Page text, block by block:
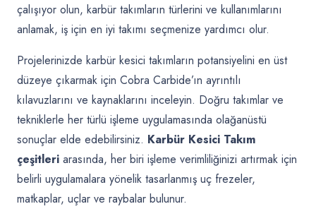
çalışıyor olun, karbür takımların türlerini ve kullanımlarını
anlamak, iş için en iyi takımı seçmenize yardımcı olur.
Projelerinizde karbür kesici takımların potansiyelini en üst
düzeye çıkarmak için Cobra Carbide’ın ayrıntılı
kılavuzlarını ve kaynaklarını inceleyin. Doğru takımlar ve
tekniklerle her türlü işleme uygulamasında olağanüstü
sonuçlar elde edebilirsiniz. Karbür Kesici Takım
çeşitleri arasında, her biri işleme verimliliğinizi artırmak için
belirli uygulamalara yönelik tasarlanmış uç frezeler,
matkaplar, uçlar ve raybalar bulunur.